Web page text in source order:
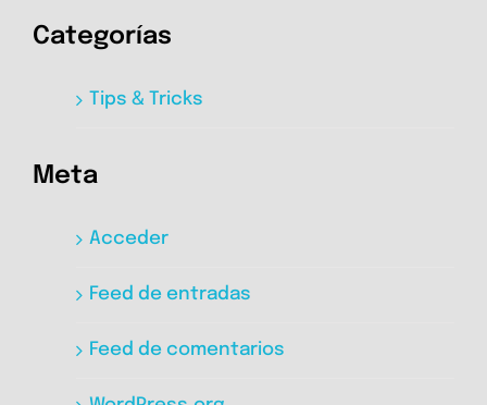
Categorías
Tips & Tricks
Meta
Acceder
Feed de entradas
Feed de comentarios